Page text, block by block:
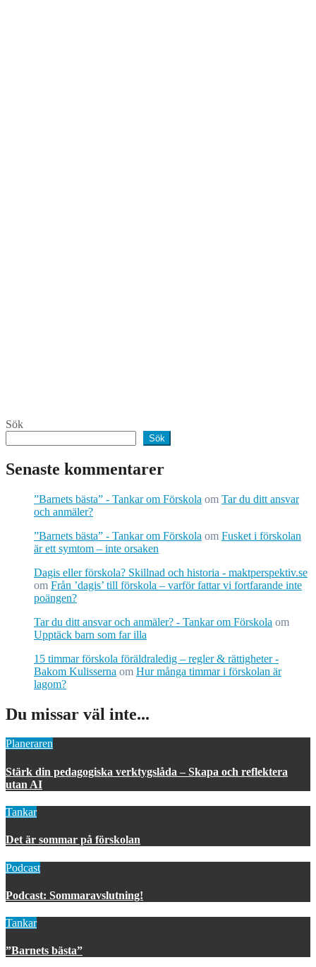
Sök
Sök
Senaste kommentarer
”Barnets bästa” - Tankar om Förskola om Tar du ditt ansvar
och anmäler?
”Barnets bästa” - Tankar om Förskola om Fusket i förskolan
är ett symtom – inte orsaken
Dagis eller förskola? Skillnad och historia - maktperspektiv.se
om Från ’dagis’ till förskola – varför fattar vi fortfarande inte
poängen?
Tar du ditt ansvar och anmäler? - Tankar om Förskola om
Upptäck barn som far illa
15 timmar förskola föräldraledig – regler & rättigheter -
Bakom Kulisserna om Hur många timmar i förskolan är
lagom?
Du missar väl inte...
Planeraren
Stärk din pedagogiska verktygslåda – Skapa och reflektera
utan AI
Tankar
Det är sommar på förskolan
Podcast
Podcast: Sommaravslutning!
Tankar
”Barnets bästa”